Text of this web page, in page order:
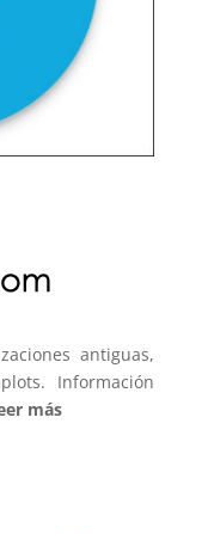
antiguas,
Información
más